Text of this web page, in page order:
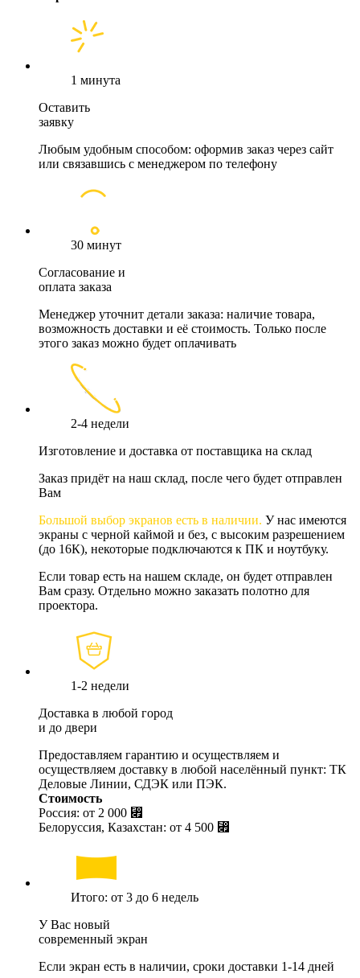
1 минута
Оставить
заявку
Любым удобным способом: оформив заказ через сайт
или связавшись с менеджером по телефону
30 минут
Согласование и
оплата заказа
Менеджер уточнит детали заказа: наличие товара,
возможность доставки и её стоимость. Только после
этого заказ можно будет оплачивать
2-4 недели
Изготовление и доставка от поставщика на склад
Заказ придёт на наш склад, после чего будет отправлен
Вам
Большой выбор экранов есть в наличии. У нас имеются
экраны с черной каймой и без, с высоким разрешением
(до 16К), некоторые подключаются к ПК и ноутбуку.
Если товар есть на нашем складе, он будет отправлен
Вам сразу. Отдельно можно заказать полотно для
проектора.
1-2 недели
Доставка в любой город
и до двери
Предоставляем гарантию и осуществляем и
осуществляем доставку в любой населённый пункт: ТК
Деловые Линии, СДЭК или ПЭК.
Стоимость
Россия: от 2 000 ⃏
Белоруссия, Казахстан: от 4 500 ⃏
Итого: от 3 до 6 недель
У Вас новый
современный экран
Если экран есть в наличии, сроки доставки 1-14 дней